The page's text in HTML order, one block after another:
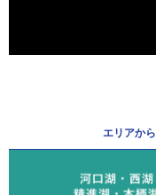
エリアから